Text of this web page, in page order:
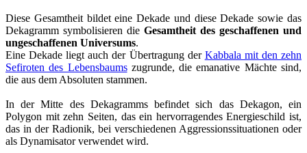
Diese Gesamtheit bildet eine Dekade und diese Dekade sowie das
Dekagramm symbolisieren die Gesamtheit des geschaffenen und
ungeschaffenen Universums.
Eine Dekade liegt auch der Übertragung der Kabbala mit den zehn
Sefiroten des Lebensbaumszugrunde, die emanative Mächte sind,
die aus dem Absoluten stammen.
In der Mitte des Dekagramms befindet sich das Dekagon, ein
Polygon mit zehn Seiten, das ein hervorragendes Energieschild ist,
das in der Radionik, bei verschiedenen Aggressionssituationen oder
als Dynamisator verwendet wird.